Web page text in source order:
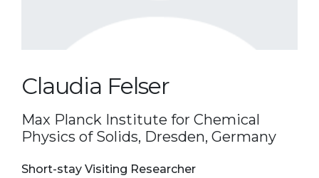
Claudia Felser
Max Planck Institute for Chemical
Physics of Solids, Dresden, Germany
Short-stay Visiting Researcher